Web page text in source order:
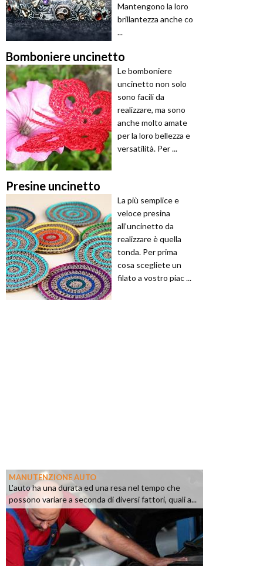
Mantengono la loro
brillantezza anche co
...
Bomboniere uncinetto
Le bomboniere
uncinetto non solo
sono facili da
realizzare, ma sono
anche molto amate
per la loro bellezza e
versatilità. Per ...
Presine uncinetto
La più semplice e
veloce presina
all’uncinetto da
realizzare è quella
tonda. Per prima
cosa scegliete un
filato a vostro piac ...
MANUTENZIONE AUTO
L'auto ha una durata ed una resa nel tempo che
possono variare a seconda di diversi fattori, quali a...